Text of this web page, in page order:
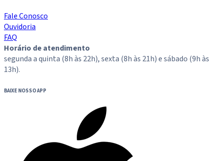
Fale Conosco
Ouvidoria
FAQ
Horário de atendimento
segunda a quinta (8h às 22h), sexta (8h às 21h) e sábado (9h às
13h).
BAIXE NOSSO APP